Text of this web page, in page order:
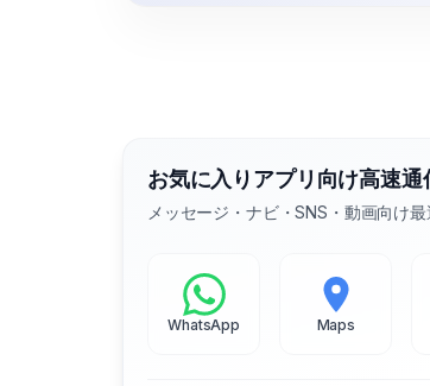
お気に入りアプリ向け高速通
メッセージ・ナビ・SNS・動画向け
WhatsApp Maps